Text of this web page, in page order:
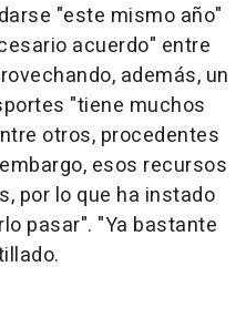
"este mismo año"
acuerdo" entre
además, un
"tiene muchos
otros, procedentes
esos recursos
por lo que ha instado
pasar". "Ya bastante